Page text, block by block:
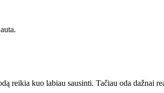
reikia kuo labiau sausinti. Tačiau oda